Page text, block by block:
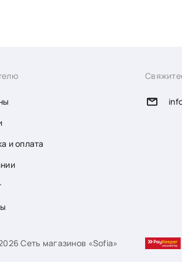
и оплата
Сеть магазинов «Sofia»